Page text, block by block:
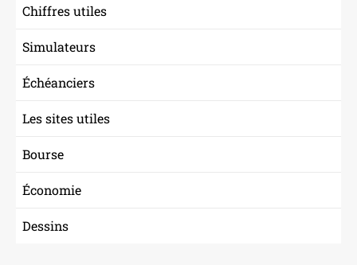
ACTUALITÉS
PLAN D'ACCÈS
CONTACTEZ-NOUS
ESPACE CLIENT
Chiffres utiles
Simulateurs
Échéanciers
Les sites utiles
Bourse
Économie
Dessins